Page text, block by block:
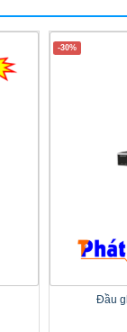
-30%
Đầu